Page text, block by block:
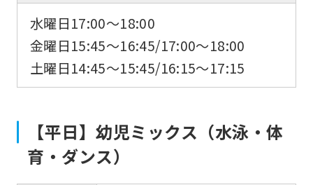
水曜日17:00～18:00
金曜日15:45～16:45/17:00～18:00
土曜日14:45～15:45/16:15～17:15
【平日】幼児ミックス（水泳・体
育・ダンス）